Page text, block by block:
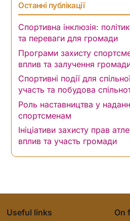
Останні публікації
Спортивна інклюзія:
та переваги для громади
Програми захисту
вплив та залучення
Спортивні події для
участь та побудова
Роль наставництва у
спортсменам
Ініціативи захисту прав
вплив та участь громади
Useful links
On